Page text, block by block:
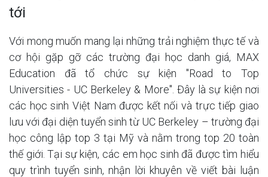
tới
Với mong muốn mang lại những trải nghiệm thực tế và
cơ hội gặp gỡ các trường đại học danh giá, MAX
Education đã tổ chức sự kiện "Road to Top
Universities - UC Berkeley & More". Đây là sự kiện nơi
các học sinh Việt Nam được kết nối và trực tiếp giao
lưu với đại diện tuyển sinh từ UC Berkeley – trường đại
học công lập top 3 tại Mỹ và nằm trong top 20 toàn
thế giới. Tại sự kiện, các em học sinh đã được tìm hiểu
quy trình tuyển sinh, nhận lời khuyên về viết bài luận